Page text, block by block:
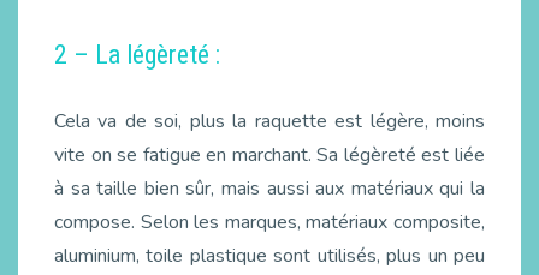
2 – La légèreté :
Cela va de soi, plus la raquette est légère, moins
vite on se fatigue en marchant. Sa légèreté est liée
à sa taille bien sûr, mais aussi aux matériaux qui la
compose. Selon les marques, matériaux composite,
aluminium, toile plastique sont utilisés, plus un peu